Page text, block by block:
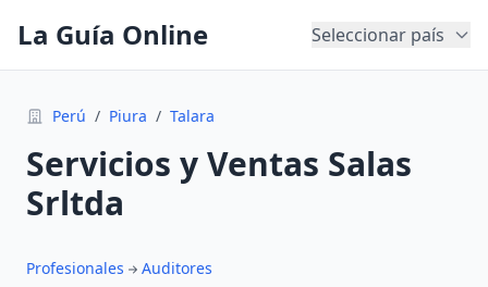
La Guía Online Seleccionar país
Perú / Piura / Talara
Servicios y Ventas Salas
Srltda
Profesionales
Auditores